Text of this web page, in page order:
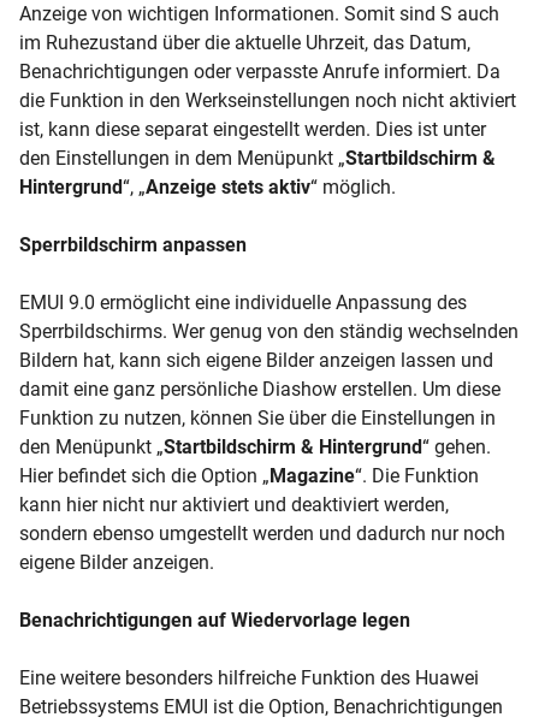
Anzeige von wichtigen Informationen. Somit sind S auch
im Ruhezustand über die aktuelle Uhrzeit, das Datum,
Benachrichtigungen oder verpasste Anrufe informiert. Da
die Funktion in den Werkseinstellungen noch nicht aktiviert
ist, kann diese separat eingestellt werden. Dies ist unter
den Einstellungen in dem Menüpunkt „Startbildschirm &
Hintergrund“, „Anzeige stets aktiv“ möglich.
Sperrbildschirm anpassen
EMUI 9.0 ermöglicht eine individuelle Anpassung des
Sperrbildschirms. Wer genug von den ständig wechselnden
Bildern hat, kann sich eigene Bilder anzeigen lassen und
damit eine ganz persönliche Diashow erstellen. Um diese
Funktion zu nutzen, können Sie über die Einstellungen in
den Menüpunkt „Startbildschirm & Hintergrund“ gehen.
Hier befindet sich die Option „Magazine“. Die Funktion
kann hier nicht nur aktiviert und deaktiviert werden,
sondern ebenso umgestellt werden und dadurch nur noch
eigene Bilder anzeigen.
Benachrichtigungen auf Wiedervorlage legen
Eine weitere besonders hilfreiche Funktion des Huawei
Betriebssystems EMUI ist die Option, Benachrichtigungen